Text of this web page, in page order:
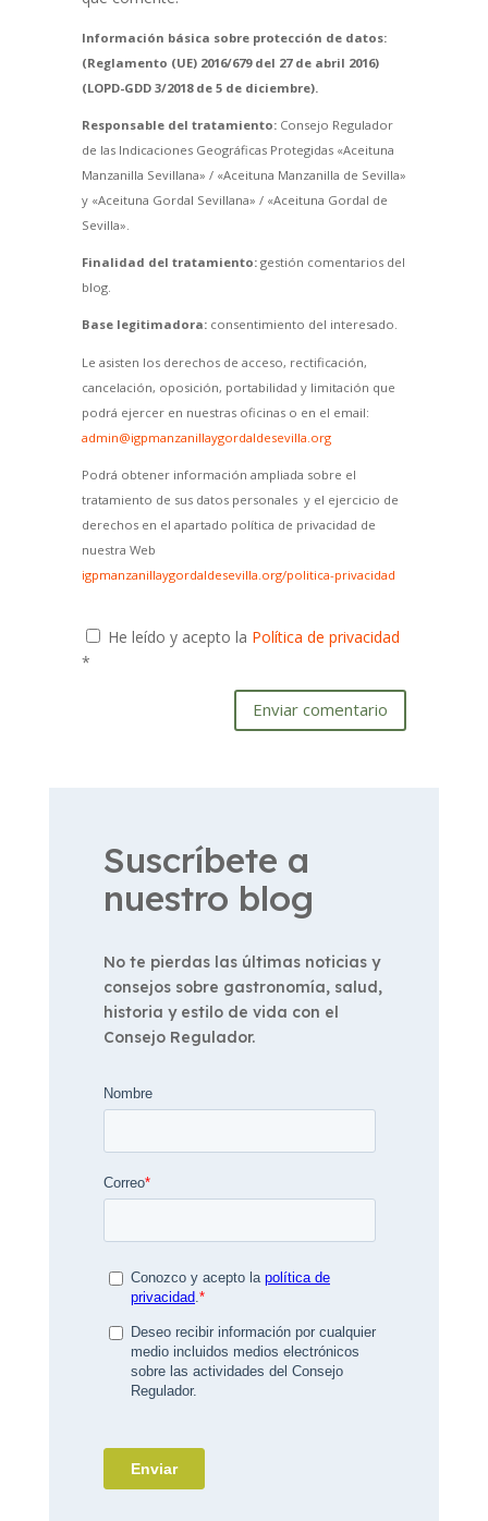
Información básica sobre protección de datos:
(Reglamento (UE) 2016/679 del 27 de abril 2016)
(LOPD-GDD 3/2018 de 5 de diciembre).
Responsable del tratamiento:Consejo Regulador
de las Indicaciones Geográficas Protegidas «Aceituna
Manzanilla Sevillana» / «Aceituna Manzanilla de Sevilla»
y «Aceituna Gordal Sevillana» / «Aceituna Gordal de
Sevilla».
Finalidad del tratamiento:gestión comentarios del
blog.
Base legitimadora:consentimiento del interesado.
Le asisten los derechos de acceso, rectificación,
cancelación, oposición, portabilidad y limitación que
podrá ejercer en nuestras oficinas o en el email:
admin@igpmanzanillaygordaldesevilla.org
Podrá obtener información ampliada sobre el
tratamiento de sus datos personales y el ejercicio de
derechos en el apartado política de privacidad de
nuestra Web
igpmanzanillaygordaldesevilla.org/politica-privacidad
He leído y acepto la Política de privacidad
*
Enviar comentario
Suscríbete a
nuestro blog
No te pierdas las últimas noticias y
consejos sobre gastronomía, salud,
historia y estilo de vida con el
Consejo Regulador.